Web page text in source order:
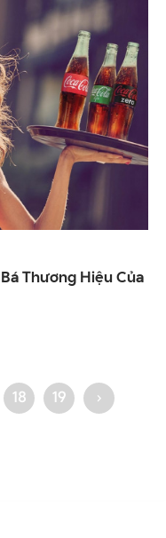
Thương Hiệu Của
18 19
›